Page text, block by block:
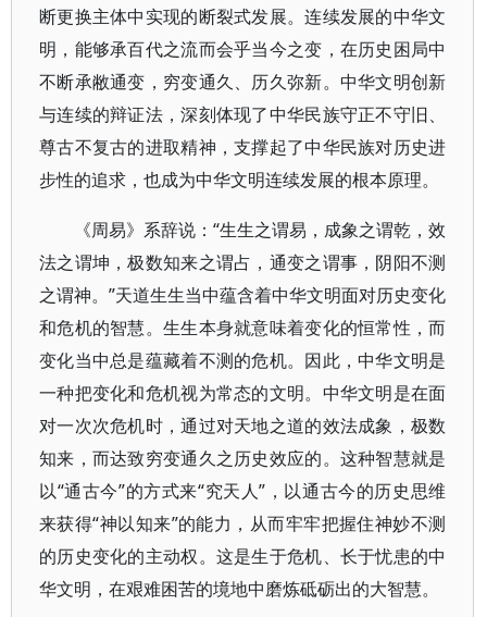
断更换主体中实现的断裂式发展。连续发展的中华文
明，能够承百代之流而会乎当今之变，在历史困局中
不断承敝通变，穷变通久、历久弥新。中华文明创新
与连续的辩证法，深刻体现了中华民族守正不守旧、
尊古不复古的进取精神，支撑起了中华民族对历史进
步性的追求，也成为中华文明连续发展的根本原理。
《周易》系辞说：“生生之谓易，成象之谓乾，效
法之谓坤，极数知来之谓占，通变之谓事，阴阳不测
之谓神。”天道生生当中蕴含着中华文明面对历史变化
和危机的智慧。生生本身就意味着变化的恒常性，而
变化当中总是蕴藏着不测的危机。因此，中华文明是
一种把变化和危机视为常态的文明。中华文明是在面
对一次次危机时，通过对天地之道的效法成象，极数
知来，而达致穷变通久之历史效应的。这种智慧就是
以“通古今”的方式来“究天人”，以通古今的历史思维
来获得“神以知来”的能力，从而牢牢把握住神妙不测
的历史变化的主动权。这是生于危机、长于忧患的中
华文明，在艰难困苦的境地中磨炼砥砺出的大智慧。